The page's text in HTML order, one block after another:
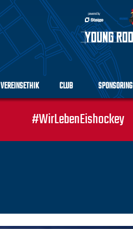
VEREINSETHIK CLUB SPONSORING
#WirLebenEishockey